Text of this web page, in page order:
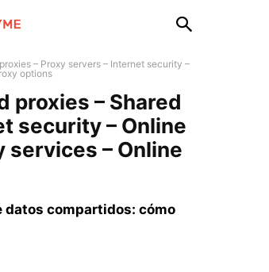
– Proxy servers – Internet security –
options
proxies – Shared
security – Online
services – Online
datos compartidos: cómo